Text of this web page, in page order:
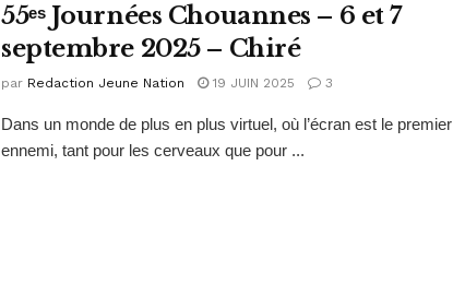
55ᵉˢ Journées Chouannes – 6 et 7
septembre 2025 – Chiré
par Redaction Jeune Nation 19 JUIN 2025 3
Dans un monde de plus en plus virtuel, où l’écran est le premier
ennemi, tant pour les cerveaux que pour ...